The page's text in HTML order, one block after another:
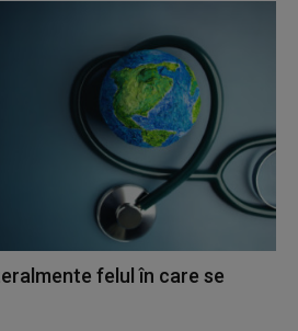
felul în care se